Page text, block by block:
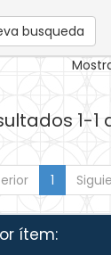
busqueda
1-1
1
ítem: